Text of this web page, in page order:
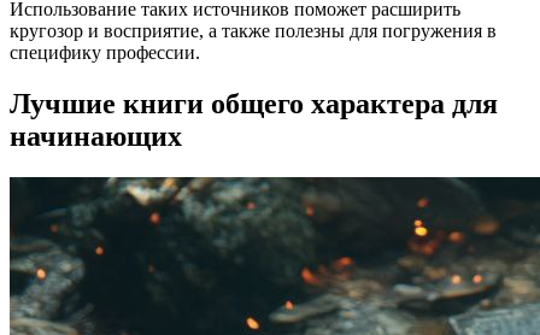
Использование таких источников поможет расширить
кругозор и восприятие, а также полезны для погружения в
специфику профессии.
Лучшие книги общего характера для
начинающих